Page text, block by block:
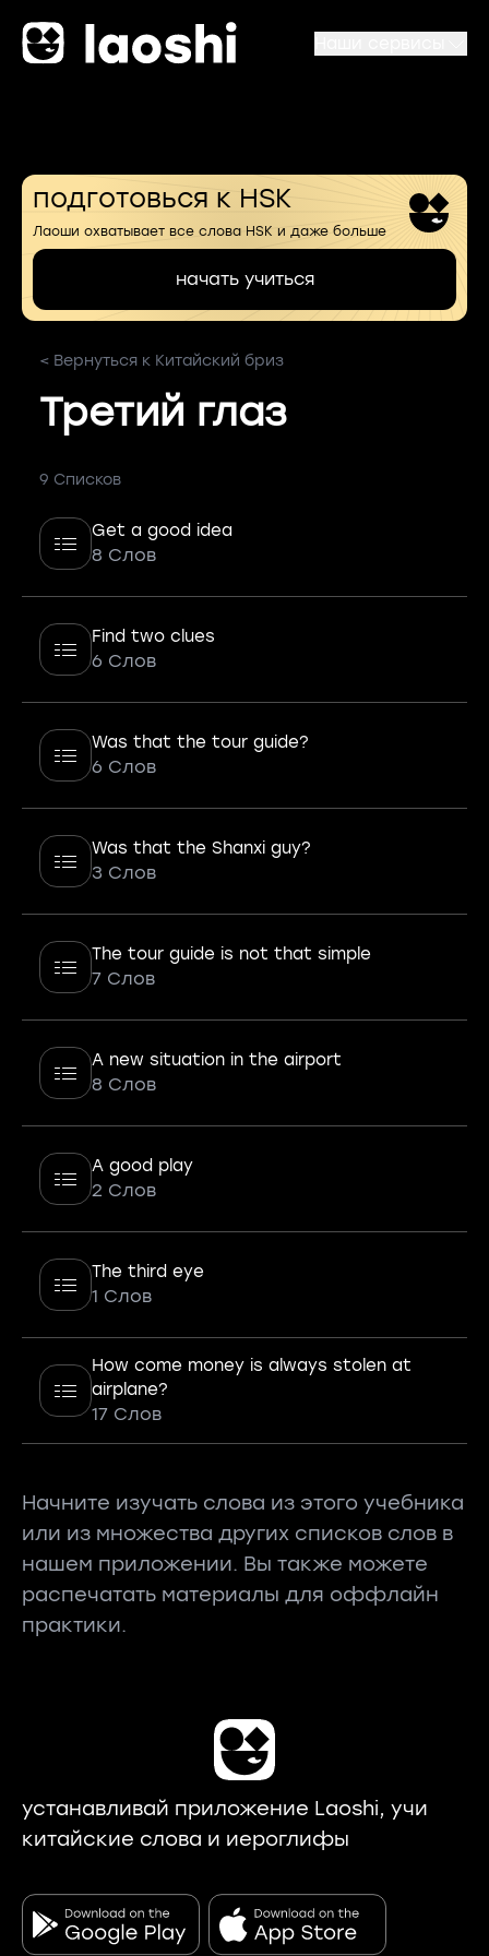
подготовься к HSK
Лаоши охватывает все слова HSK и даже больше
начать учиться
< Вернуться к Китайский бриз
Третий глаз
9 Списков
Get a good idea
8 Слов
Find two clues
6 Слов
Was that the tour guide?
6 Слов
Was that the Shanxi guy?
3 Слов
The tour guide is not that simple
7 Слов
A new situation in the airport
8 Слов
A good play
2 Слов
The third eye
1 Слов
How come money is always stolen at
airplane?
17 Слов
Начните изучать слова из этого учебника
или из множества других списков слов в
нашем приложении. Вы также можете
распечатать материалы для оффлайн
практики.
устанавливай приложение Laoshi, учи
китайские слова и иероглифы